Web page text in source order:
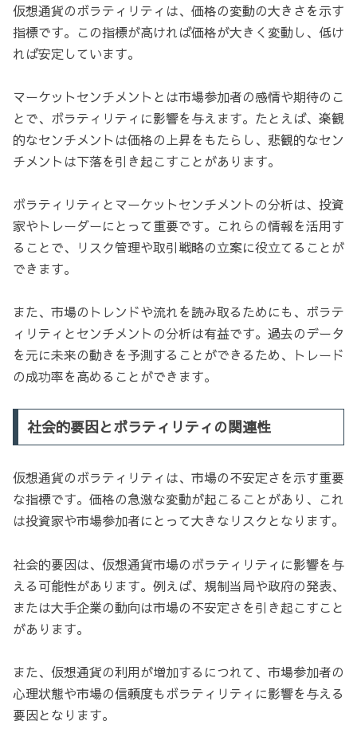
仮想通貨のボラティリティは、価格の変動の大きさを示す
指標です。この指標が高ければ価格が大きく変動し、低け
れば安定しています。
マーケットセンチメントとは市場参加者の感情や期待のこ
とで、ボラティリティに影響を与えます。たとえば、楽観
的なセンチメントは価格の上昇をもたらし、悲観的なセン
チメントは下落を引き起こすことがあります。
ボラティリティとマーケットセンチメントの分析は、投資
家やトレーダーにとって重要です。これらの情報を活用す
ることで、リスク管理や取引戦略の立案に役立てることが
できます。
また、市場のトレンドや流れを読み取るためにも、ボラテ
ィリティとセンチメントの分析は有益です。過去のデータ
を元に未来の動きを予測することができるため、トレード
の成功率を高めることができます。
社会的要因とボラティリティの関連性
仮想通貨のボラティリティは、市場の不安定さを示す重要
な指標です。価格の急激な変動が起こることがあり、これ
は投資家や市場参加者にとって大きなリスクとなります。
社会的要因は、仮想通貨市場のボラティリティに影響を与
える可能性があります。例えば、規制当局や政府の発表、
または大手企業の動向は市場の不安定さを引き起こすこと
があります。
また、仮想通貨の利用が増加するにつれて、市場参加者の
心理状態や市場の信頼度もボラティリティに影響を与える
要因となります。